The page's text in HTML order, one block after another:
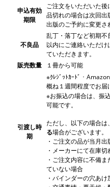
申込有効
期限
ご注文をいただいた後
品切れの場合は次回
出版のご予約に変更さ
不良品
乱丁・落丁など初期不
以内にご連絡いただ
ていただきます。
販売数量
１冊から可能
引渡し時
期
※ｸﾚｼﾞｯﾄｶｰﾄﾞ・
概ね１週間程度でお届
※お振込の場合は、振
可能です。
ただし、以下の場合は
る場合がございます。
・ご注文の品が当月
・メーカーにて在庫
・ご注文内容に不備
ていない場合
・バインダーの穴あ